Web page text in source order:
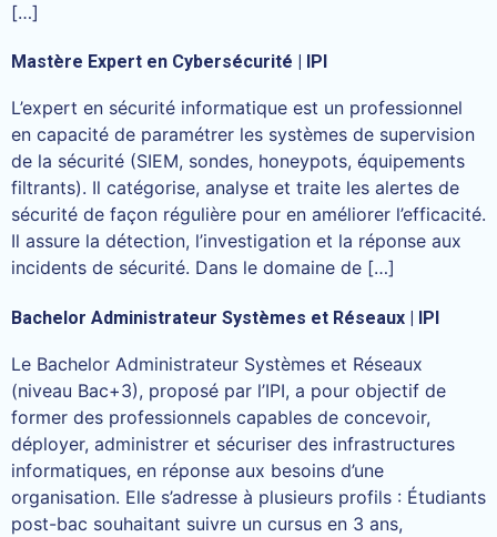
[…]
Mastère Expert en Cybersécurité | IPI
L’expert en sécurité informatique est un professionnel
en capacité de paramétrer les systèmes de supervision
de la sécurité (SIEM, sondes, honeypots, équipements
filtrants). Il catégorise, analyse et traite les alertes de
sécurité de façon régulière pour en améliorer l’efficacité.
Il assure la détection, l’investigation et la réponse aux
incidents de sécurité. Dans le domaine de […]
Bachelor Administrateur Systèmes et Réseaux | IPI
Le Bachelor Administrateur Systèmes et Réseaux
(niveau Bac+3), proposé par l’IPI, a pour objectif de
former des professionnels capables de concevoir,
déployer, administrer et sécuriser des infrastructures
informatiques, en réponse aux besoins d’une
organisation. Elle s’adresse à plusieurs profils : Étudiants
post-bac souhaitant suivre un cursus en 3 ans,